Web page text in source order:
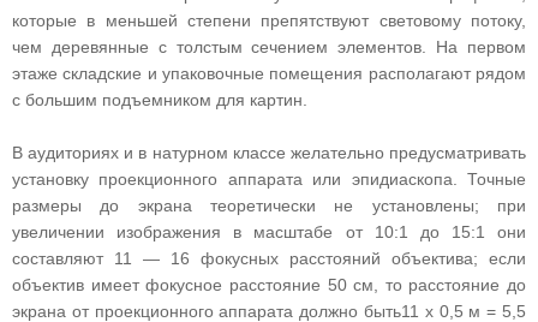
которые в меньшей степени препятствуют световому потоку,
чем деревянные с толстым сечением элементов. На первом
этаже складские и упаковочные помещения располагают рядом
с большим подъемником для картин.
В аудиториях и в натурном классе желательно предусматривать
установку проекционного аппарата или эпидиаскопа. Точные
размеры до экрана теоретически не установлены; при
увеличении изображения в масштабе от 10:1 до 15:1 они
составляют 11 — 16 фокусных расстояний объектива; если
объектив имеет фокусное расстояние 50 см, то расстояние до
экрана от проекционного аппарата должно быть11 х 0,5 м = 5,5